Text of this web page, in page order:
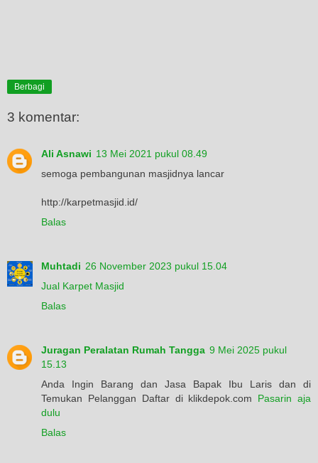
Berbagi
3 komentar:
Ali Asnawi 13 Mei 2021 pukul 08.49
semoga pembangunan masjidnya lancar
http://karpetmasjid.id/
Balas
Muhtadi 26 November 2023 pukul 15.04
Jual Karpet Masjid
Balas
Juragan Peralatan Rumah Tangga 9 Mei 2025 pukul
15.13
Anda Ingin Barang dan Jasa Bapak Ibu Laris dan di
Temukan Pelanggan Daftar di klikdepok.com Pasarin aja
dulu
Balas